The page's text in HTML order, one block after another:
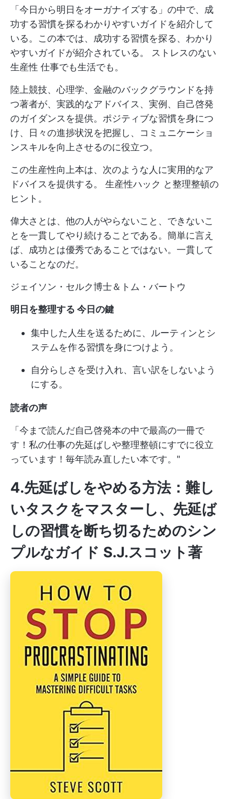
「今日から明日をオーガナイズする」の中で、成
功する習慣を探るわかりやすいガイドを紹介して
いる。この本では、成功する習慣を探る、わかり
やすいガイドが紹介されている。 ストレスのない
生産性 仕事でも生活でも。
陸上競技、心理学、金融のバックグラウンドを持
つ著者が、実践的なアドバイス、実例、自己啓発
のガイダンスを提供。ポジティブな習慣を身につ
け、日々の進捗状況を把握し、コミュニケーショ
ンスキルを向上させるのに役立つ。
この生産性向上本は、次のような人に実用的なア
ドバイスを提供する。 生産性ハック と整理整頓の
ヒント。
偉大さとは、他の人がやらないこと、できないこ
とを一貫してやり続けることである。簡単に言え
ば、成功とは優秀であることではない。一貫して
いることなのだ。
ジェイソン・セルク博士＆トム・バートウ
明日を整理する 今日の鍵
集中した人生を送るために、ルーティンとシ
ステムを作る習慣を身につけよう。
自分らしさを受け入れ、言い訳をしないよう
にする。
読者の声
「今まで読んだ自己啓発本の中で最高の一冊で
す！私の仕事の先延ばしや整理整頓にすでに役立
っています！毎年読み直したい本です。"
4.先延ばしをやめる方法：難し
いタスクをマスターし、先延ば
しの習慣を断ち切るためのシン
プルなガイド S.J.スコット著